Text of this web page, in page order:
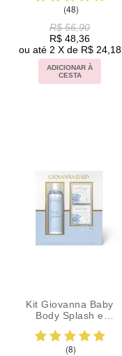
(48)
R$ 56,90
R$ 48,36
ou até 2 X de R$ 24,18
ADICIONAR À
CESTA
Kit Giovanna Baby
Body Splash e
Blue
(8)